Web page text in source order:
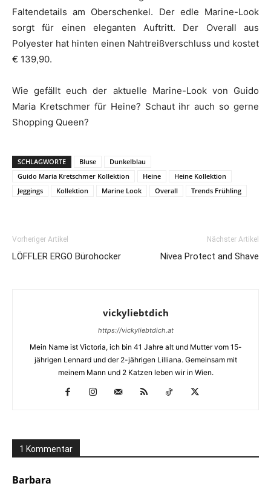
Faltendetails am Oberschenkel. Der edle Marine-Look
sorgt für einen eleganten Auftritt. Der Overall aus
Polyester hat hinten einen Nahtreißverschluss und kostet
€ 139,90.
Wie gefällt euch der aktuelle Marine-Look von Guido
Maria Kretschmer für Heine? Schaut ihr auch so gerne
Shopping Queen?
SCHLAGWORTE Bluse
Dunkelblau
Guido Maria Kretschmer Kollektion
Heine
Heine Kollektion
Jeggings
Kollektion Marine Look Overall Trends Frühling
Vorheriger Artikel
LÖFFLER ERGO Bürohocker
Nächster Artikel
Nivea Protect and Shave
vickyliebtdich
https://vickyliebtdich.at
Mein Name ist Victoria, ich bin 41 Jahre alt und Mutter vom 15-
jährigen Lennard und der 2-jährigen Lilliana. Gemeinsam mit
meinem Mann und 2 Katzen leben wir in Wien.
1 Kommentar
Barbara